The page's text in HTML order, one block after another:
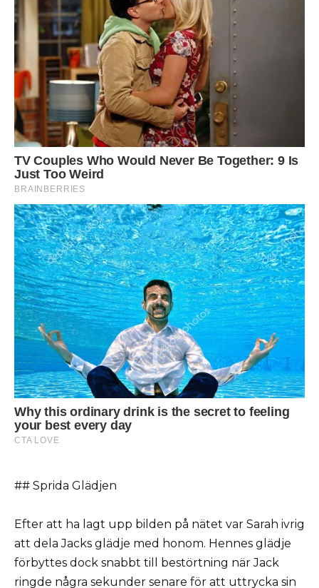
## Sprida Glädjen
Efter att ha lagt upp bilden på nätet var Sarah ivrig
att dela Jacks glädje med honom. Hennes glädje
förbyttes dock snabbt till bestörtning när Jack
ringde några sekunder senare för att uttrycka sin